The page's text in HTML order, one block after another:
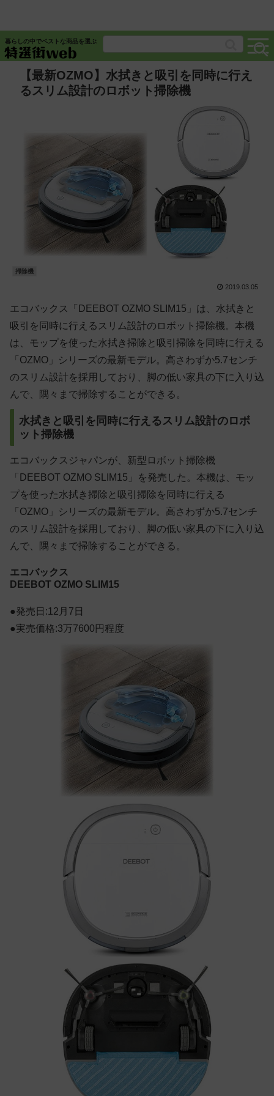
暮らしの中でベストな商品を選ぶ
【最新OZMO】水拭きと吸引を同時に行え
るスリム設計のロボット掃除機
掃除機
2019.03.05
エコバックス「DEEBOT OZMO SLIM15」は、水拭きと
吸引を同時に行えるスリム設計のロボット掃除機。本機
は、モップを使った水拭き掃除と吸引掃除を同時に行える
「OZMO」シリーズの最新モデル。高さわずか5.7センチ
のスリム設計を採用しており、脚の低い家具の下に入り込
んで、隅々まで掃除することができる。
水拭きと吸引を同時に行えるスリム設計のロボ
ット掃除機
エコバックスジャパンが、新型ロボット掃除機
「DEEBOT OZMO SLIM15」を発売した。本機は、モッ
プを使った水拭き掃除と吸引掃除を同時に行える
「OZMO」シリーズの最新モデル。高さわずか5.7センチ
のスリム設計を採用しており、脚の低い家具の下に入り込
んで、隅々まで掃除することができる。
エコバックス
DEEBOT OZMO SLIM15
●発売日:12月7日
●実売価格:3万7600円程度